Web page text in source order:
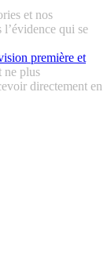
et nos
l’évidence qui se
première et
ne plus
directement en